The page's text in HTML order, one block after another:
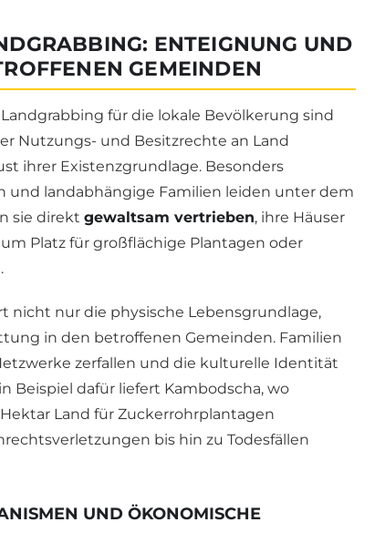
ENTEIGNUNG UND
GEMEINDEN
für die lokale Bevölkerung sind
Nutzungs- und Besitzrechte an Land
ihrer Existenzgrundlage. Besonders
und landabhängige Familien leiden unter dem
sie direkt gewaltsam vertrieben, ihre Häuser
Platz für großflächige Plantagen oder
nicht nur die physische Lebensgrundlage,
in den betroffenen Gemeinden. Familien
zerfallen und die kulturelle Identität
Beispiel dafür liefert Kambodscha, wo
Land für Zuckerrohrplantagen
bis hin zu Todesfällen
UND ÖKONOMISCHE